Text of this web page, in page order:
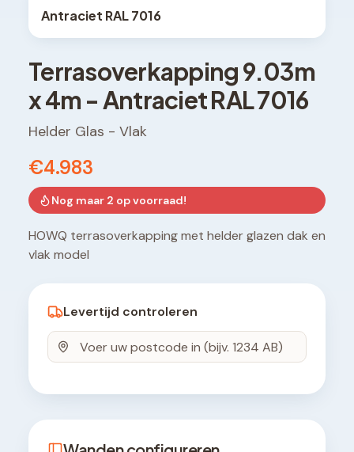
Antraciet RAL 7016
Terrasoverkapping9.03m
x4m -Antraciet RAL 7016
Helder Glas - Vlak
€4.983
Nog maar 2 op voorraad!
HOWQ terrasoverkapping met helder glazen dak en
vlak model
Levertijd controleren